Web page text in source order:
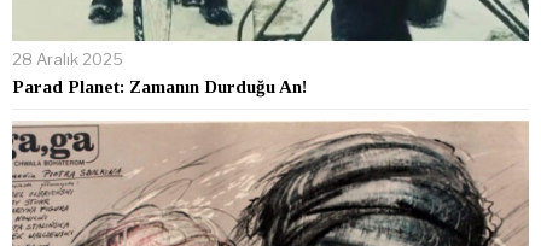
28 Aralık 2025
Parad Planet: Zamanın Durduğu An!